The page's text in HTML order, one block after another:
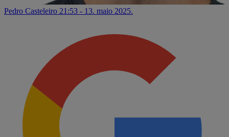
Pedro Casteleiro 21:53 - 13. maio 2025.